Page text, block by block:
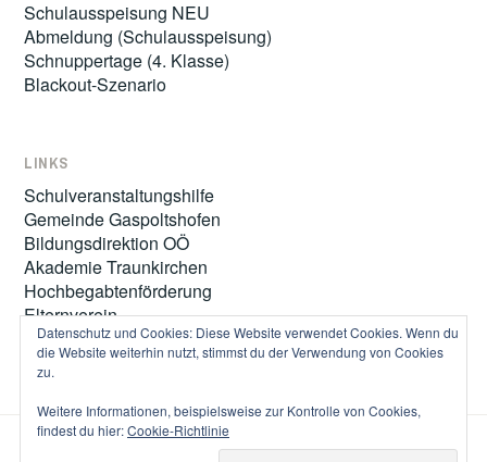
Schulausspeisung NEU
Abmeldung (Schulausspeisung)
Schnuppertage (4. Klasse)
Blackout-Szenario
LINKS
Schulveranstaltungshilfe
Gemeinde Gaspoltshofen
Bildungsdirektion OÖ
Akademie Traunkirchen
Hochbegabtenförderung
Elternverein
STOLZ BEREITGESTELLT VON WORDPRESS |THEME: IXION
Datenschutz und Cookies: Diese Website verwendet Cookies. Wenn du
die Website weiterhin nutzt, stimmst du der Verwendung von Cookies
zu.
Weitere Informationen, beispielsweise zur Kontrolle von Cookies,
findest du hier:Cookie-Richtlinie